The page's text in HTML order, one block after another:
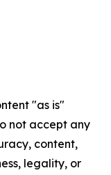
"as is"
not accept any
content,
legality, or